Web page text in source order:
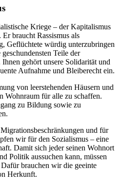
Kriege – der Kapitalismus
braucht Rassismus als
Geflüchtete würdig unterzubringen
Teile der
gehört unsere Solidarität und
Aufnahme und Bleiberecht ein.
von leerstehenden Häusern und
Wohnraum für alle zu schaffen.
zu Bildung sowie zu
und für
wir für den Sozialismus – eine
Damit sich jeder seinen Wohnort
Politik aussuchen kann, müssen
brauchen wir die geeinte
Herkunft.